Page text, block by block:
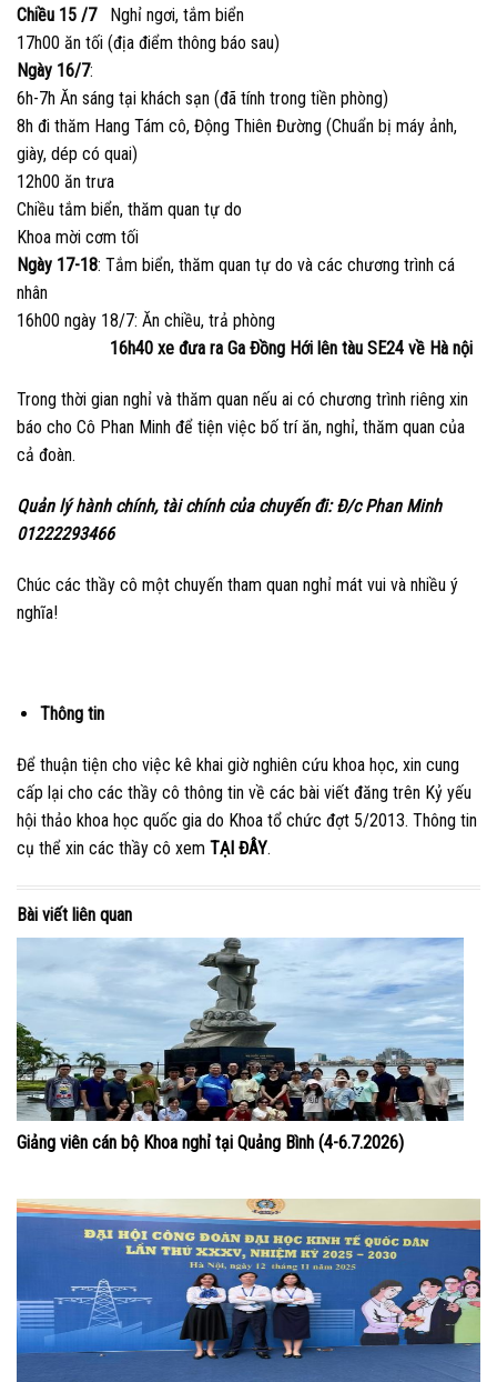
Chiều 15 /7Nghỉ ngơi, tắm biển
17h00 ăn tối (địa điểm thông báo sau)
Ngày 16/7:
6h-7h Ăn sáng tại khách sạn (đã tính trong tiền phòng)
8h đi thăm Hang Tám cô, Động Thiên Đường (Chuẩn bị máy ảnh,
giày, dép có quai)
12h00 ăn trưa
Chiều tắm biển, thăm quan tự do
Khoa mời cơm tối
Ngày 17-18: Tắm biển, thăm quan tự do và các chương trình cá
nhân
16h00 ngày 18/7: Ăn chiều, trả phòng
16h40 xe đưa ra Ga Đồng Hới lên tàu SE24 về Hà nội
Trong thời gian nghỉ và thăm quan nếu ai có chương trình riêng xin
báo cho Cô Phan Minh để tiện việc bố trí ăn, nghỉ, thăm quan của
cả đoàn.
Quản lý hành chính, tài chính của chuyến đi: Đ/c Phan Minh
01222293466
Chúc các thầy cô một chuyến tham quan nghỉ mát vui và nhiều ý
nghĩa!
Thông tin
Để thuận tiện cho việc kê khai giờ nghiên cứu khoa học, xin cung
cấp lại cho các thầy cô thông tin về các bài viết đăng trên Kỷ yếu
hội thảo khoa học quốc gia do Khoa tổ chức đợt 5/2013. Thông tin
cụ thể xin các thầy cô xem TẠI ĐÂY.
Bài viết liên quan
Giảng viên cán bộ Khoa nghỉ tại Quảng Bình (4-6.7.2026)